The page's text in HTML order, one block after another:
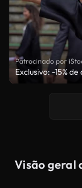
Patrocinado por
Exclusivo: -15%
Visão geral